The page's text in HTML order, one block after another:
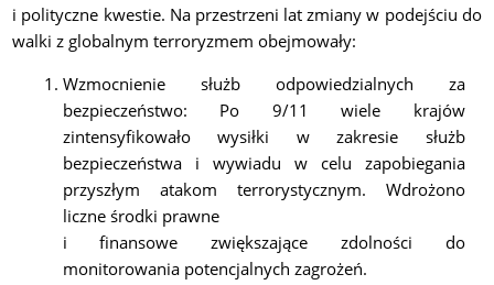
i polityczne kwestie. Na przestrzeni lat zmiany w podejściu do
walki z globalnym terroryzmem obejmowały:
Wzmocnienie służb odpowiedzialnych za
bezpieczeństwo: Po 9/11 wiele krajów
zintensyfikowało wysiłki w zakresie służb
bezpieczeństwa i wywiadu w celu zapobiegania
przyszłym atakom terrorystycznym. Wdrożono
liczne środki prawne
i finansowe zwiększające zdolności do
monitorowania potencjalnych zagrożeń.